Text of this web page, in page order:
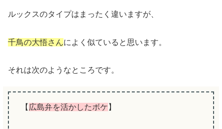
ルックスのタイプはまったく違いますが、
千鳥の大悟さんによく似ていると思います。
それは次のようなところです。
【 広島弁を活かしたボケ 】